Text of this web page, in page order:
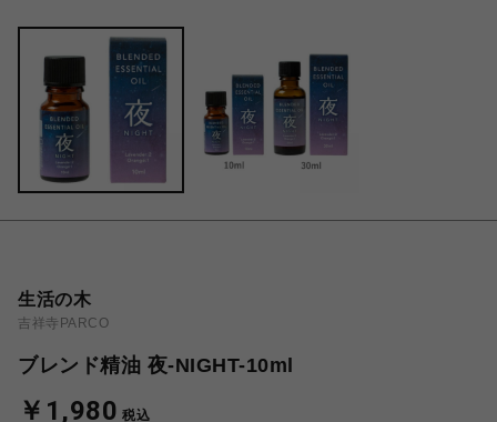
生活の木
吉祥寺PARCO
ブレンド精油 夜-NIGHT-10ml
￥1,980 税込